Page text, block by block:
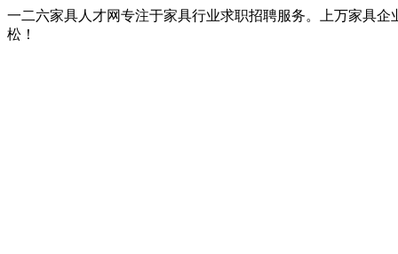
一二六家具人才网专注于家具行业求职招聘服务。上万家具
松！